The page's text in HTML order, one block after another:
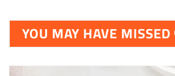
YOU MAY HAVE MISSED